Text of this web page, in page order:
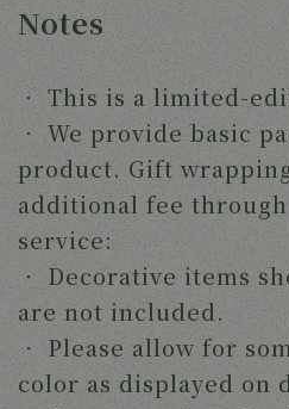
Notes
‧ This is a limited-
‧ We provide basic
product. Gift
additional fee
service:
‧ Decorative items
are not included.
‧ Please allow for
color as displayed on